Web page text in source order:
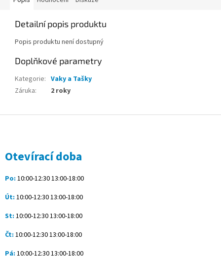
Detailní popis produktu
Popis produktu není dostupný
Doplňkové parametry
Kategorie: Vaky a Tašky
Záruka: 2 roky
Otevírací doba
Po: 10:00-12:30 13:00-18:00
Út: 10:00-12:30 13:00-18:00
St: 10:00-12:30 13:00-18:00
Čt: 10:00-12:30 13:00-18:00
Pá: 10:00-12:30 13:00-18:00